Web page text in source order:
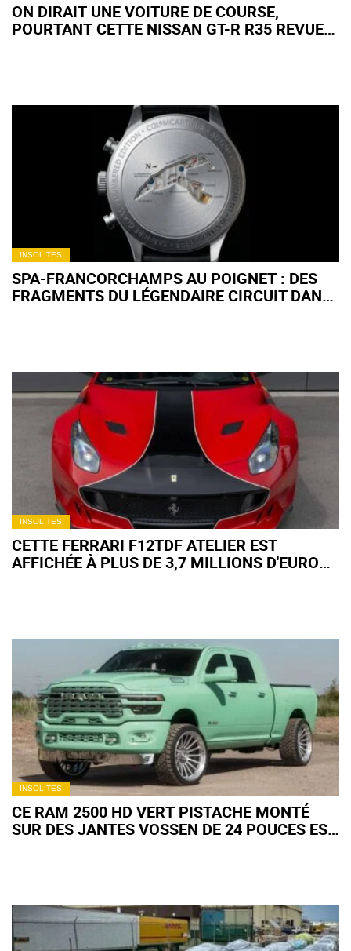
ON DIRAIT UNE VOITURE DE COURSE,
POURTANT CETTE NISSAN GT-R R35 REVUE
INSOLITES
SPA-FRANCORCHAMPS AU POIGNET : DES
FRAGMENTS DU LÉGENDAIRE CIRCUIT DANS
INSOLITES
CETTE FERRARI F12TDF ATELIER EST
AFFICHÉE À PLUS DE 3,7 MILLIONS D'EUROS :
INSOLITES
CE RAM 2500 HD VERT PISTACHE MONTÉ
SUR DES JANTES VOSSEN DE 24 POUCES EST